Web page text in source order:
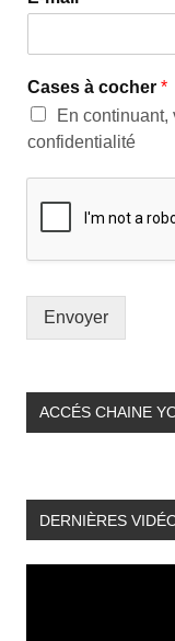
Cases à cocher *
En
confidentialité
Envoyer
ACCÉS CHAINE
DERNIÈRES